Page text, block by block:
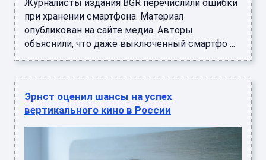
Журналисты издания BGR перечислили ошибки
при хранении смартфона. Материал
опубликован на сайте медиа. Авторы
объяснили, что даже выключенный смартфо ...
Эрнст оценил шансы на успех
вертикального кино в России